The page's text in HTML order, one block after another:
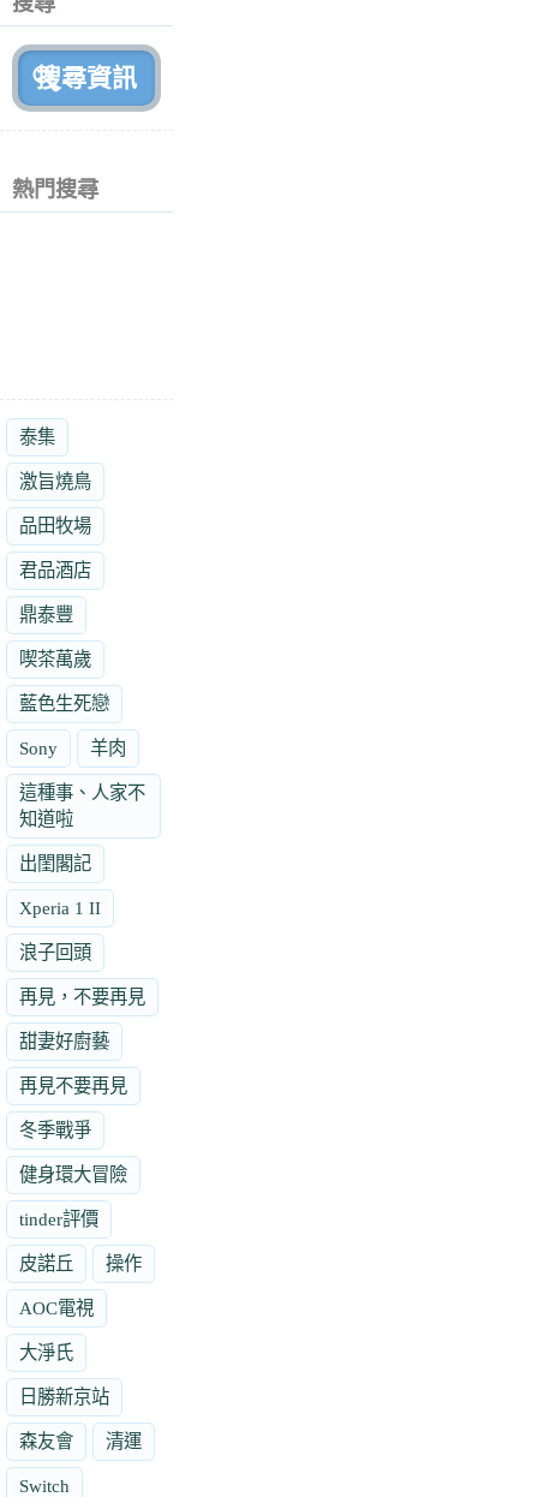
熱門搜尋
泰集
激旨燒鳥
品田牧場
君品酒店
鼎泰豐
喫茶萬歲
藍色生死戀
Sony 羊肉
這種事、人家不
知道啦
出閨閣記
Xperia 1 II
浪子回頭
再見，不要再見
甜妻好廚藝
再見不要再見
冬季戰爭
健身環大冒險
tinder評價
皮諾丘 操作
AOC電視
大淨氏
日勝新京站
森友會 清運
Switch